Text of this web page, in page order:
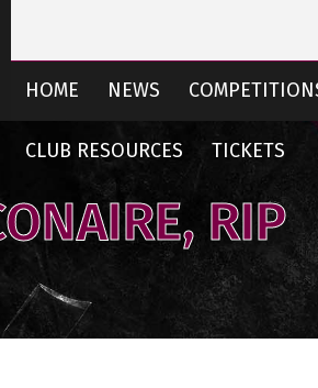
HOME NEWS
CLUB RESOURCES TICKETS
RIP